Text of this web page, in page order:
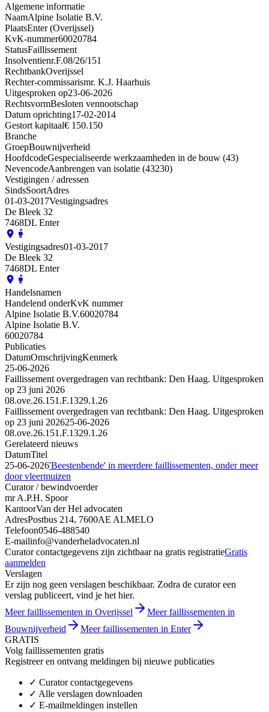
Algemene informatie
NaamAlpine Isolatie B.V.
PlaatsEnter (Overijssel)
KvK-nummer60020784
StatusFaillissement
Insolventienr.F.08/26/151
RechtbankOverijssel
Rechter-commissarismr. K.J. Haarhuis
Uitgesproken op23-06-2026
RechtsvormBesloten vennootschap
Datum oprichting17-02-2014
Gestort kapitaal€ 150.150
Branche
GroepBouwnijverheid
HoofdcodeGespecialiseerde werkzaamheden in de bouw (43)
NevencodeAanbrengen van isolatie (43230)
Vestigingen / adressen
SindsSoortAdres
01-03-2017Vestigingsadres
De Bleek 32
7468DL Enter
Vestigingsadres01-03-2017
De Bleek 32
7468DL Enter
Handelsnamen
Handelend onderKvK nummer
Alpine Isolatie B.V.60020784
Alpine Isolatie B.V.
60020784
Publicaties
DatumOmschrijvingKenmerk
25-06-2026
Faillissement overgedragen van rechtbank: Den Haag. Uitgesproken
op 23 juni 2026
08.ove.26.151.F.1329.1.26
Faillissement overgedragen van rechtbank: Den Haag. Uitgesproken
op 23 juni 202625-06-2026
08.ove.26.151.F.1329.1.26
Gerelateerd nieuws
DatumTitel
25-06-2026'Beestenbende' in meerdere faillissementen, onder meer
door vleermuizen
Curator / bewindvoerder
mr A.P.H. Spoor
KantoorVan der Hel advocaten
AdresPostbus 214, 7600AE ALMELO
Telefoon0546-488540
E-mailinfo@vanderheladvocaten.nl
Curator contactgegevens zijn zichtbaar na gratis registratieGratis
aanmelden
Verslagen
Er zijn nog geen verslagen beschikbaar. Zodra de curator een
verslag publiceert, vind je het hier.
Meer faillissementen in Overijssel
Meer faillissementen in
Bouwnijverheid
Meer faillissementen in Enter
GRATIS
Volg faillissementen gratis
Registreer en ontvang meldingen bij nieuwe publicaties
✓ Curator contactgegevens
✓ Alle verslagen downloaden
✓ E-mailmeldingen instellen